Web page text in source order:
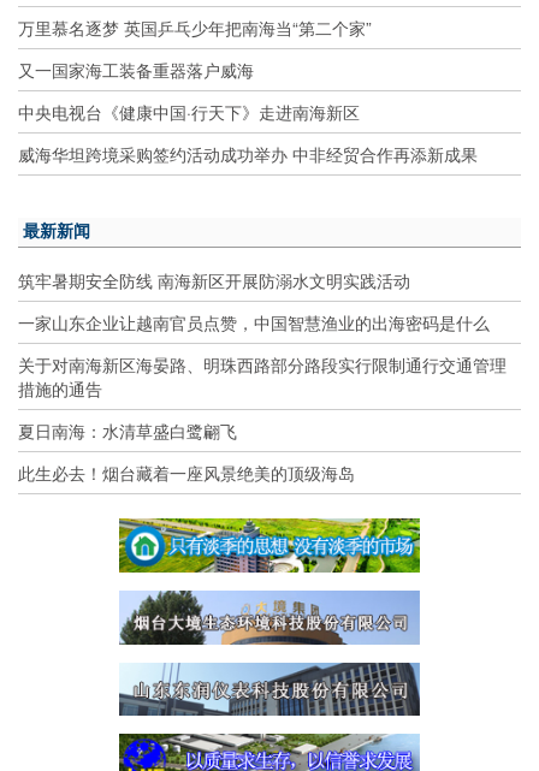
万里慕名逐梦 英国乒乓少年把南海当“第二个家”
又一国家海工装备重器落户威海
中央电视台《健康中国·行天下》走进南海新区
威海华坦跨境采购签约活动成功举办 中非经贸合作再添新成果
最新新闻
筑牢暑期安全防线 南海新区开展防溺水文明实践活动
一家山东企业让越南官员点赞，中国智慧渔业的出海密码是什么
关于对南海新区海晏路、明珠西路部分路段实行限制通行交通管理
措施的通告
夏日南海：水清草盛白鹭翩飞
此生必去！烟台藏着一座风景绝美的顶级海岛